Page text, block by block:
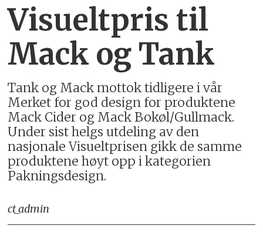
Visueltpris til
Mack og Tank
Tank og Mack mottok tidligere i vår
Merket for god design for produktene
Mack Cider og Mack Bokøl/Gullmack.
Under sist helgs utdeling av den
nasjonale Visueltprisen gikk de samme
produktene høyt opp i kategorien
Pakningsdesign.
ct_admin